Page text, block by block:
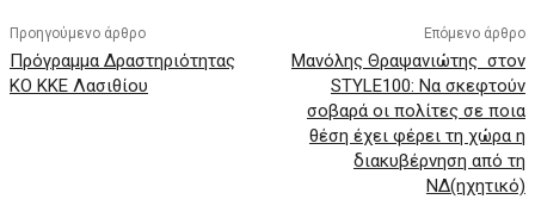
Προηγούμενο άρθρο
Πρόγραμμα Δραστηριότητας
ΚΟ ΚΚΕ Λασιθίου
Επόμενο άρθρο
Μανόλης Θραψανιώτης στον
STYLE100: Να σκεφτούν
σοβαρά οι πολίτες σε ποια
θέση έχει φέρει τη χώρα η
διακυβέρνηση από τη
ΝΔ(ηχητικό)